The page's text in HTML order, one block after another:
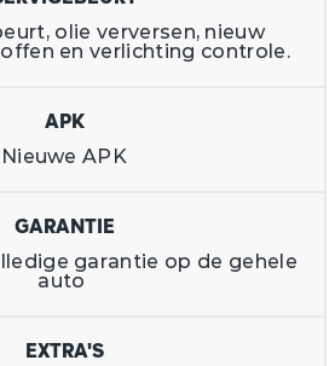
olie verversen, nieuw
en verlichting controle.
APK
Nieuwe APK
GARANTIE
garantie op de gehele
auto
EXTRA'S